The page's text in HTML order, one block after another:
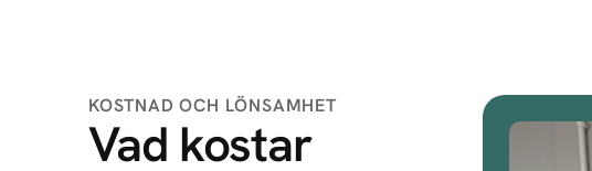
KOSTNAD OCH LÖNSAMHET
Vad kostar